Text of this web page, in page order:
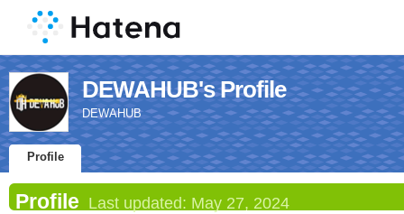
DEWAHUB's Profile
DEWAHUB
Profile
Profile Last updated: May 27, 2024